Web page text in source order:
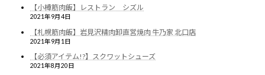
【小樽筋肉飯】レストラン シズル
2021年9月4日
【札幌筋肉飯】岩見沢精肉卸直営焼肉 牛乃家 北口店
2021年9月1日
【必須アイテム!?】スクワットシューズ
2021年8月20日